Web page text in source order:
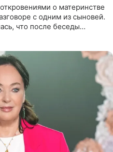
о материнстве
с одним из сыновей.
что после беседы